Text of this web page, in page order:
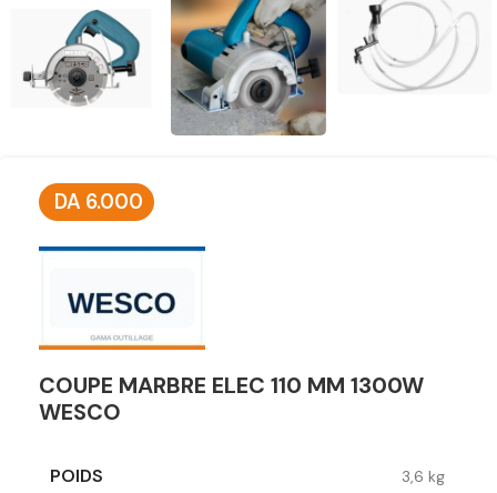
DA 6.000
COUPE MARBRE ELEC 110 MM 1300W
WESCO
POIDS 3,6 kg